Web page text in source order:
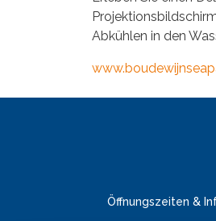
Abkühlen in den
Öffnungszeiten &